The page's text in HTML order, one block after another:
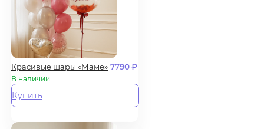
Красивые шары «Маме» 7790₽
В наличии
Купить